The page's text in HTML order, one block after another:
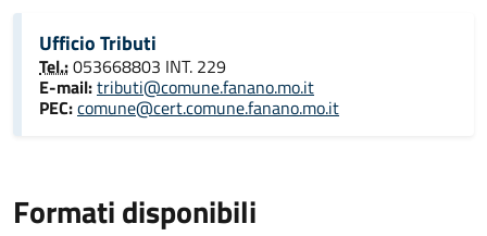
Ufficio Tributi
Tel.:053668803 INT. 229
E-mail:tributi@comune.fanano.mo.it
PEC:comune@cert.comune.fanano.mo.it
Formati disponibili